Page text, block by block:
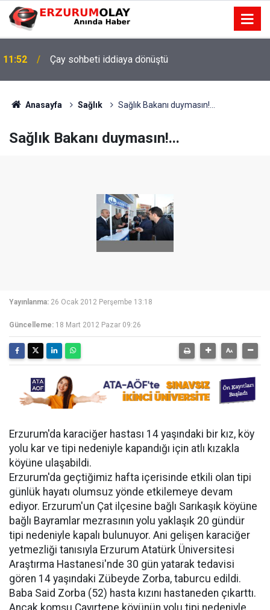
11:52 Çay sohbeti iddiaya dönüştü
Anasayfa Sağlık Sağlık Bakanı duymasın!...
Sağlık Bakanı duymasın!...
Yayınlanma: 26 Ocak 2012 Perşembe 13:18
Güncelleme: 18 Mart 2012 Pazar 09:26
Erzurum'da karaciğer hastası 14 yaşındaki bir kız, köy
yolu kar ve tipi nedeniyle kapandığı için atlı kızakla
köyüne ulaşabildi.
Erzurum'da geçtiğimiz hafta içerisinde etkili olan tipi
günlük hayatı olumsuz yönde etkilemeye devam
ediyor. Erzurum'un Çat ilçesine bağlı Sarıkaşık köyüne
bağlı Bayramlar mezrasının yolu yaklaşık 20 gündür
tipi nedeniyle kapalı bulunuyor. Ani gelişen karaciğer
yetmezliği tanısıyla Erzurum Atatürk Üniversitesi
Araştırma Hastanesi'nde 30 gün yatarak tedavisi
gören 14 yaşındaki Zübeyde Zorba, taburcu edildi.
Baba Said Zorba (52) hasta kızını hastaneden çıkarttı.
Ancak komşu Çayırtepe köyünün yolu tipi nedeniyle